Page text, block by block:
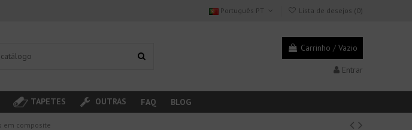
Português PT Lista de desejos (0)
Carrinho / Vazio
Entrar
TAPETES OUTRAS FAQ BLOG
em composite